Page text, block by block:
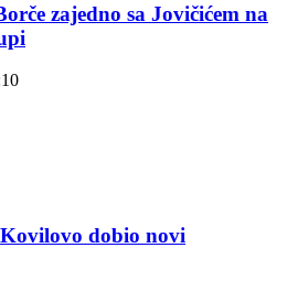
zajedno sa Jovičićem na
dobio novi